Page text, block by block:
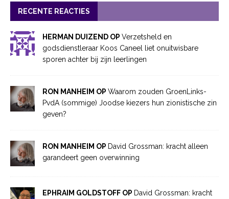
RECENTE REACTIES
HERMAN DUIZEND OP Verzetsheld en
godsdienstleraar Koos Caneel liet onuitwisbare
sporen achter bij zijn leerlingen
RON MANHEIM OP Waarom zouden GroenLinks-
PvdA (sommige) Joodse kiezers hun zionistische zin
geven?
RON MANHEIM OP David Grossman: kracht alleen
garandeert geen overwinning
EPHRAIM GOLDSTOFF OP David Grossman: kracht